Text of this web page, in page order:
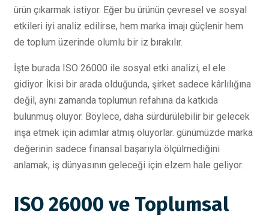
ürün çıkarmak istiyor. Eğer bu ürünün çevresel ve sosyal
etkileri iyi analiz edilirse, hem marka imajı güçlenir hem
de toplum üzerinde olumlu bir iz bırakılır.
İşte burada ISO 26000 ile sosyal etki analizi, el ele
gidiyor. İkisi bir arada olduğunda, şirket sadece kârlılığına
değil, aynı zamanda toplumun refahına da katkıda
bulunmuş oluyor. Böylece, daha sürdürülebilir bir gelecek
inşa etmek için adımlar atmış oluyorlar. günümüzde marka
değerinin sadece finansal başarıyla ölçülmediğini
anlamak, iş dünyasının geleceği için elzem hale geliyor.
ISO 26000 ve Toplumsal